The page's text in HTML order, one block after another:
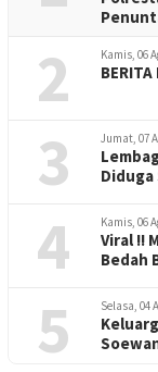
2 Kamis, 06
BERITA
3 Jumat, 07
Diduga
4 Kamis, 06
Viral !!
Bedah
5 Selasa, 04